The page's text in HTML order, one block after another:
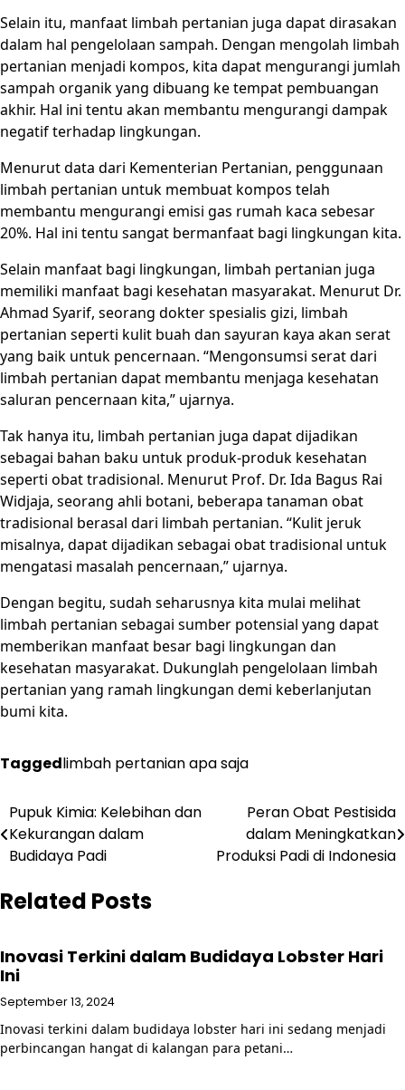
Selain itu, manfaat limbah pertanian juga dapat dirasakan
dalam hal pengelolaan sampah. Dengan mengolah limbah
pertanian menjadi kompos, kita dapat mengurangi jumlah
sampah organik yang dibuang ke tempat pembuangan
akhir. Hal ini tentu akan membantu mengurangi dampak
negatif terhadap lingkungan.
Menurut data dari Kementerian Pertanian, penggunaan
limbah pertanian untuk membuat kompos telah
membantu mengurangi emisi gas rumah kaca sebesar
20%. Hal ini tentu sangat bermanfaat bagi lingkungan kita.
Selain manfaat bagi lingkungan, limbah pertanian juga
memiliki manfaat bagi kesehatan masyarakat. Menurut Dr.
Ahmad Syarif, seorang dokter spesialis gizi, limbah
pertanian seperti kulit buah dan sayuran kaya akan serat
yang baik untuk pencernaan. “Mengonsumsi serat dari
limbah pertanian dapat membantu menjaga kesehatan
saluran pencernaan kita,” ujarnya.
Tak hanya itu, limbah pertanian juga dapat dijadikan
sebagai bahan baku untuk produk-produk kesehatan
seperti obat tradisional. Menurut Prof. Dr. Ida Bagus Rai
Widjaja, seorang ahli botani, beberapa tanaman obat
tradisional berasal dari limbah pertanian. “Kulit jeruk
misalnya, dapat dijadikan sebagai obat tradisional untuk
mengatasi masalah pencernaan,” ujarnya.
Dengan begitu, sudah seharusnya kita mulai melihat
limbah pertanian sebagai sumber potensial yang dapat
memberikan manfaat besar bagi lingkungan dan
kesehatan masyarakat. Dukunglah pengelolaan limbah
pertanian yang ramah lingkungan demi keberlanjutan
bumi kita.
Taggedlimbah pertanian apa saja
Post
navigation
Pupuk Kimia: Kelebihan dan
Kekurangan dalam
Budidaya Padi
Peran Obat Pestisida
dalam Meningkatkan
Produksi Padi di Indonesia
Related Posts
Inovasi Terkini dalam Budidaya Lobster Hari
Ini
September 13, 2024
Inovasi terkini dalam budidaya lobster hari ini sedang menjadi
perbincangan hangat di kalangan para petani…